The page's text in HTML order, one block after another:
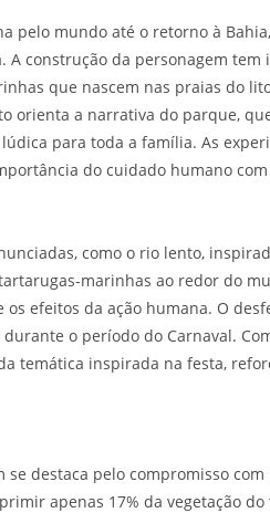
pelo mundo até o retorno à
A construção da personagem
que nascem nas praias do
orienta a narrativa do parque,
para toda a família. As
do cuidado humano
como o rio lento,
marinhas ao redor do
efeitos da ação humana. O
o período do Carnaval.
temática inspirada na festa,
destaca pelo compromisso
apenas 17% da vegetação